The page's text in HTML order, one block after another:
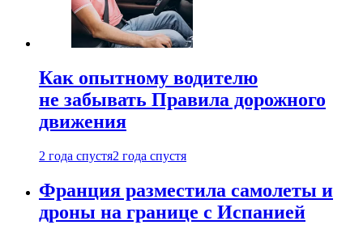
Как опытному водителю
не забывать Правила дорожного
движения
2 года спустя2 года спустя
Франция разместила самолеты и
дроны на границе с Испанией